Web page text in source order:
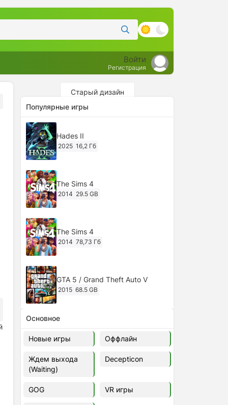
Войти
Регистрация
Старый дизайн
Популярные игры
Hades II
2025 16,2 Гб
The Sims 4
2014 29.5 GB
The Sims 4
2014 78,73 Гб
GTA 5 / Grand Theft Auto V
2015 68.5 GB
Ghost of Tsushima: Director's Cut
v.1053.8.1023.1614 [RePack
Decepticon] (2024)
2024
Cyberpunk 2077
49.4 GB
Основное
Новые игры Оффлайн
Ждем выхода
(Waiting)
Decepticon
GOG VR игры